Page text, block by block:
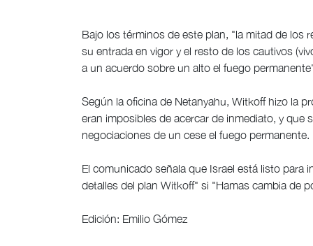
Bajo los términos de este plan, "la mitad de los
su entrada en vigor y el resto de los cautivos
a un acuerdo sobre un alto el fuego
Según la oficina de Netanyahu, Witkoff hizo la
eran imposibles de acercar de inmediato, y que
negociaciones de un cese el fuego permanente.
El comunicado señala que Israel está listo
detalles del plan Witkoff" si "Hamas cambia de
Edición: Emilio Gómez